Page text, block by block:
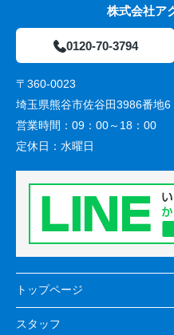
株式会社ア
0120-70-3794
〒360-0023
埼玉県熊谷市佐谷田3986番地6
営業時間： 09：00～18：00
定休日： 水曜日
トップページ
スタッフ